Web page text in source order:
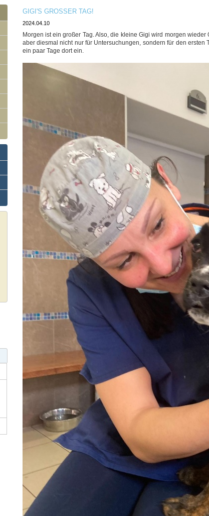
GIGI'S GROSSER TAG!
2024.04.10
Morgen ist ein großer Tag. Also, die kleine Gigi wird morgen
aber diesmal nicht nur für Untersuchungen, sondern für den
ein paar Tage dort ein.